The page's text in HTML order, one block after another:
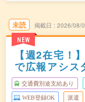
未読
NEW
掲載日 2026/08/
【週2在宅！
で広報アシス
交通費別途支給あり
WEB登録OK 派遣